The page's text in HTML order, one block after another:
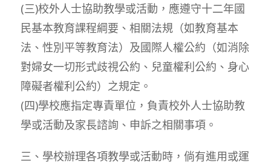
(三)校外人士協助教學或活動，應遵守十二年國
民基本教育課程綱要、相關法規（如教育基本
法、性別平等教育法）及國際人權公約（如消除
對婦女一切形式歧視公約、兒童權利公約、身心
障礙者權利公約）之規定。
(四)學校應指定專責單位，負責校外人士協助教
學或活動及家長諮詢、申訴之相關事項。
三、學校辦理各項教學或活動時，倘有進用或運